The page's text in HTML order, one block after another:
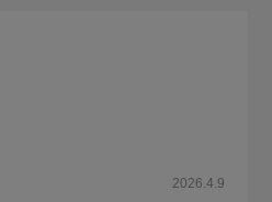
2026.4.9